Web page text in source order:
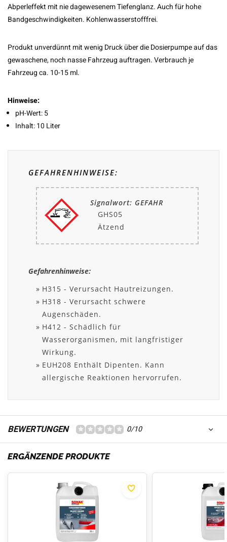
Abperleffekt mit nie dagewesenem Tiefenglanz. Auch für hohe
Bandgeschwindigkeiten. Kohlenwasserstofffrei.
Produkt unverdünnt mit wenig Druck über die Dosierpumpe auf das
gewaschene, noch nasse Fahrzeug auftragen. Verbrauch je
Fahrzeug ca. 10-15 ml.
Hinweise:
pH-Wert: 5
Inhalt: 10 Liter
GEFAHRENHINWEISE:
Signalwort: GEFAHR
GHS05
Ätzend
Gefahrenhinweise:
H315 - Verursacht Hautreizungen.
H318 - Verursacht schwere
Augenschäden.
H412 - Schädlich für
Wasserorganismen, mit langfristiger
Wirkung.
EUH208 Enthält Dipenten. Kann
allergische Reaktionen hervorrufen.
BEWERTUNGEN 0/10
ERGÄNZENDE PRODUKTE